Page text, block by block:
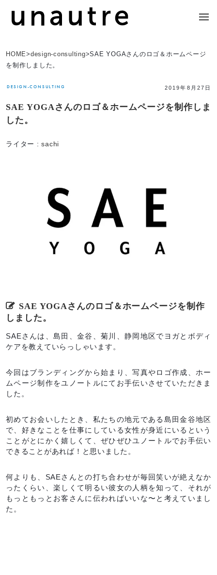
HOME>design-consulting>SAE YOGAさんのロゴ＆ホームページ
を制作しました。
DESIGN-CONSULTING 2019年8月27日
SAE YOGAさんのロゴ＆ホームページを制作しま
した。
ライター :sachi
SAE YOGAさんのロゴ＆ホームページを制作
しました。
SAEさんは、島田、金谷、菊川、静岡地区でヨガとボディ
ケアを教えていらっしゃいます。
今回はブランディングから始まり、写真やロゴ作成、ホー
ムページ制作をユノートルにてお手伝いさせていただきま
した。
初めてお会いしたとき、私たちの地元である島田金谷地区
で、好きなことを仕事にしている女性が身近にいるという
ことがとにかく嬉しくて、ぜひぜひユノートルでお手伝い
できることがあれば！と思いました。
何よりも、SAEさんとの打ち合わせが毎回笑いが絶えなか
ったくらい、楽しくて明るい彼女の人柄を知って、それが
もっともっとお客さんに伝わればいいな〜と考えていまし
た。